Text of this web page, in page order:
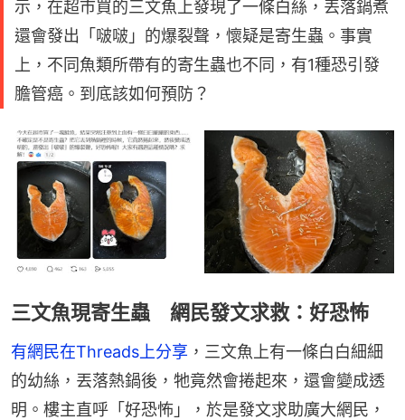
示，在超市買的三文魚上發現了一條白絲，丟落鍋煮
還會發出「啵啵」的爆裂聲，懷疑是寄生蟲。事實
上，不同魚類所帶有的寄生蟲也不同，有1種恐引發
膽管癌。到底該如何預防？
三文魚現寄生蟲 網民發文求救：好恐怖
有網民在Threads上分享 ，三文魚上有一條白白細細
的幼絲，丟落熱鍋後，牠竟然會捲起來，還會變成透
明。樓主直呼「好恐怖」，於是發文求助廣大網民，